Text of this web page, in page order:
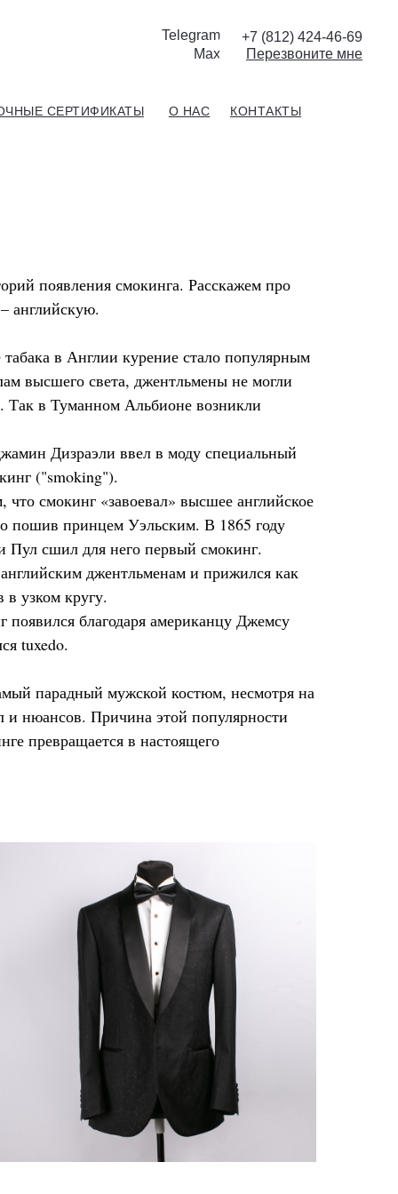
СЕРТИФИКАТЫ КОНТАКТЫ
О НАС
Перезвоните мне
+7 (812) 424-46-69
Max
Telegram
появления смокинга. Расскажем про
английскую.
в Англии курение стало популярным
высшего света, джентльмены не могли
Так в Туманном Альбионе возникли
Дизраэли ввел в моду специальный
("smoking").
смокинг «завоевал» высшее английское
пошив принцем Уэльским. В 1865 году
Пул сшил для него первый смокинг.
джентльменам и прижился как
узком кругу.
благодаря американцу Джемсу
tuxedo.
парадный мужской костюм, несмотря на
и нюансов. Причина этой популярности
превращается в настоящего